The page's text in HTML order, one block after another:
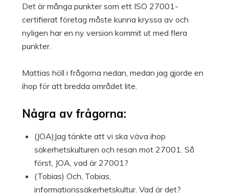
Det är många punkter som ett ISO 27001-
certifierat företag måste kunna kryssa av och
nyligen har en ny version kommit ut med flera
punkter.
Mattias höll i frågorna nedan, medan jag gjorde en
ihop för att bredda området lite.
Några av frågorna:
(JOA)Jag tänkte att vi ska väva ihop
säkerhetskulturen och resan mot 27001. Så
först, JOA, vad är 27001?
(Tobias) Och, Tobias,
informationssäkerhetskultur. Vad är det?